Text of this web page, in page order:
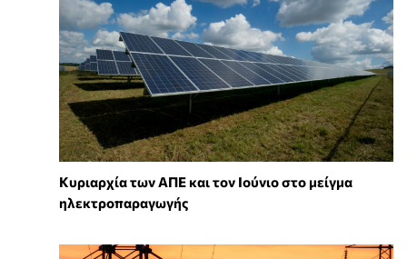
Κυριαρχία των ΑΠΕ και τον Ιούνιο στο μείγμα
ηλεκτροπαραγωγής